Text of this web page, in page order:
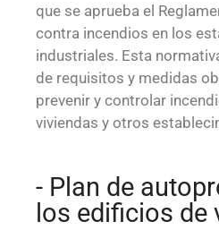
que se aprueba el
contra incendios en los
industriales. Esta
de requisitos y medidas
prevenir y controlar
viviendas y otros
- Plan de
los edificios de